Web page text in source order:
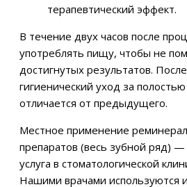
терапевтический эффект.
В течение двух часов после
употреблять пищу, чтобы не
достигнутых результатов.
гигиенический уход за
отличается от предыдущего.
Местное применение
препаратов (весь зубной ряд) —
услуга в стоматологической
Нашими врачами используются